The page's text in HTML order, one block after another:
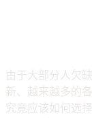
由于大部分人欠
新、越来越多的
究竟应该如何选